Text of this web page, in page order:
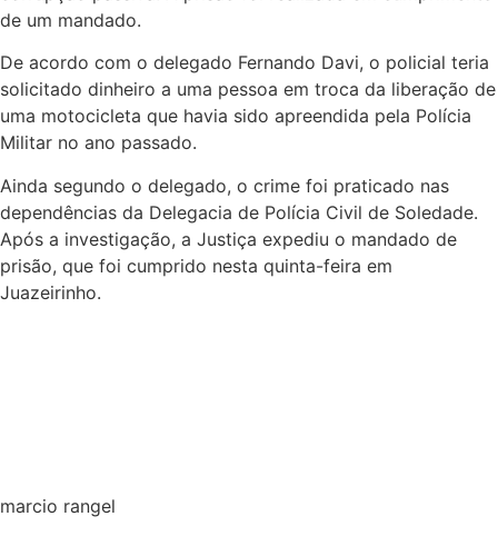
de um mandado.
De acordo com o delegado Fernando Davi, o policial teria
solicitado dinheiro a uma pessoa em troca da liberação de
uma motocicleta que havia sido apreendida pela Polícia
Militar no ano passado.
Ainda segundo o delegado, o crime foi praticado nas
dependências da Delegacia de Polícia Civil de Soledade.
Após a investigação, a Justiça expediu o mandado de
prisão, que foi cumprido nesta quinta-feira em
Juazeirinho.
marcio rangel